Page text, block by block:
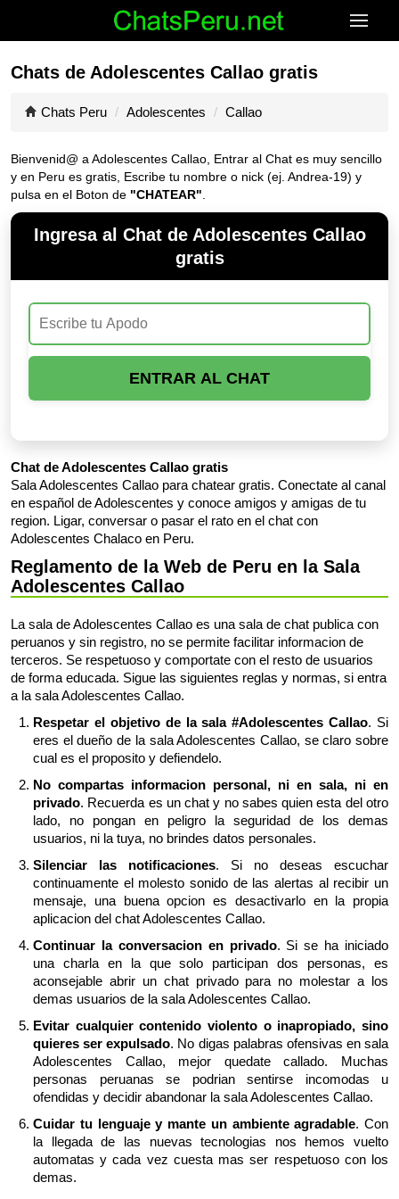
Chats de Adolescentes Callao gratis
Chats Peru Adolescentes Callao
Bienvenid@ a Adolescentes Callao, Entrar al Chat es muy sencillo
y en Peru es gratis, Escribe tu nombre o nick (ej. Andrea-19) y
pulsa en el Boton de "CHATEAR"
Ingresa al Chat de Adolescentes Callao
gratis
ENTRAR AL CHAT
Chat de Adolescentes Callao gratis
Sala Adolescentes Callao para chatear gratis. Conectate al canal
en español de Adolescentes y conoce amigos y amigas de tu
region. Ligar, conversar o pasar el rato en el chat con
Adolescentes Chalaco en Peru.
Reglamento de la Web de Peru en la Sala
Adolescentes Callao
La sala de Adolescentes Callao es una sala de chat publica con
peruanos y sin registro, no se permite facilitar informacion de
terceros. Se respetuoso y comportate con el resto de usuarios
de forma educada. Sigue las siguientes reglas y normas, si entra
a la sala Adolescentes Callao.
Respetar el objetivo de la sala #Adolescentes Callao. Si
eres el dueño de la sala Adolescentes Callao, se claro sobre
cual es el proposito y defiendelo.
No compartas informacion personal, ni en sala, ni en
privado. Recuerda es un chat y no sabes quien esta del otro
lado, no pongan en peligro la seguridad de los demas
usuarios, ni la tuya, no brindes datos personales.
Silenciar las notificaciones. Si no deseas escuchar
continuamente el molesto sonido de las alertas al recibir un
mensaje, una buena opcion es desactivarlo en la propia
aplicacion del chat Adolescentes Callao.
Continuar la conversacion en privado. Si se ha iniciado
una charla en la que solo participan dos personas, es
aconsejable abrir un chat privado para no molestar a los
demas usuarios de la sala Adolescentes Callao.
Evitar cualquier contenido violento o inapropiado, sino
quieres ser expulsado. No digas palabras ofensivas en sala
Adolescentes Callao, mejor quedate callado. Muchas
personas peruanas se podrian sentirse incomodas u
ofendidas y decidir abandonar la sala Adolescentes Callao.
Cuidar tu lenguaje y mante un ambiente agradable. Con
la llegada de las nuevas tecnologias nos hemos vuelto
automatas y cada vez cuesta mas ser respetuoso con los
demas.